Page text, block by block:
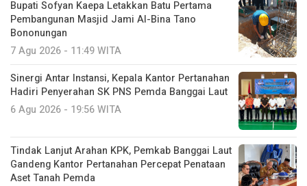
Bupati Sofyan Kaepa Letakkan Batu Pertama
Pembangunan Masjid Jami Al-Bina Tano
Bononungan
7 Agu 2026 - 11:49 WITA
Sinergi Antar Instansi, Kepala Kantor Pertanahan
Hadiri Penyerahan SK PNS Pemda Banggai Laut
6 Agu 2026 - 19:56 WITA
Tindak Lanjut Arahan KPK, Pemkab Banggai Laut
Gandeng Kantor Pertanahan Percepat Penataan
Aset Tanah Pemda